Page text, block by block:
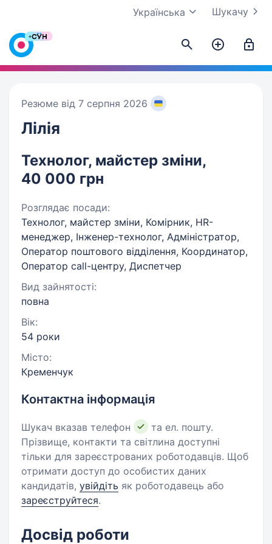
Шукачу
Українська
Резюме від 7 серпня 2026
Лілія
Технолог, майстер зміни,
40 000 грн
Розглядає посади:
Технолог, майстер зміни, Комірник, HR-
менеджер, Інженер-технолог, Адміністратор,
Оператор поштового відділення, Координатор,
Оператор call-центру, Диспетчер
Вид зайнятості:
повна
Вік:
54 роки
Місто:
Кременчук
Контактна інформація
Шукач вказав телефон
та ел. пошту.
Прізвище, контакти та світлина доступні
тільки для зареєстрованих роботодавців. Щоб
отримати доступ до особистих даних
кандидатів, увійдіть як роботодавець або
зареєструйтеся.
Досвід роботи